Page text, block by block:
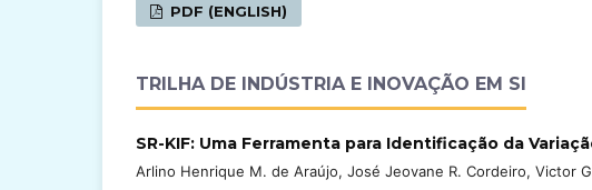
PDF (ENGLISH)
TRILHA DE INDÚSTRIA E INOVAÇÃO EM SI
SR-KIF: Uma Ferramenta para Identificação da
Arlino Henrique M. de Araújo, José Jeovane R. Cordeiro, Victor